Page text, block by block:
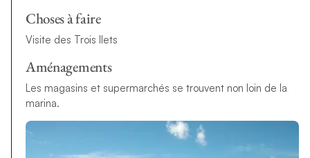
Choses à faire
Visite des Trois Ilets
Aménagements
Les magasins et supermarchés se trouvent non loin de la
marina.